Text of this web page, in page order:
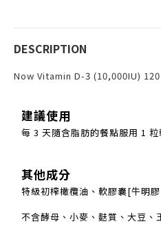
DESCRIPTION
Now Vitamin D-3 (10,000IU)
建議使用
每 3 天隨含脂肪的餐點服用 1 粒
其他成分
特級初榨橄欖油、軟膠囊[牛明
不含酵母、小麥、麩質、大豆